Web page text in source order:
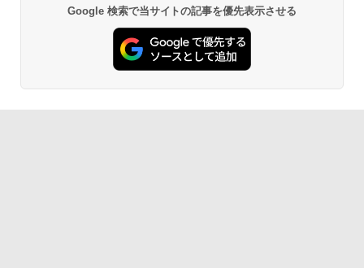
Google 検索で当サイトの記事を優先表示させる